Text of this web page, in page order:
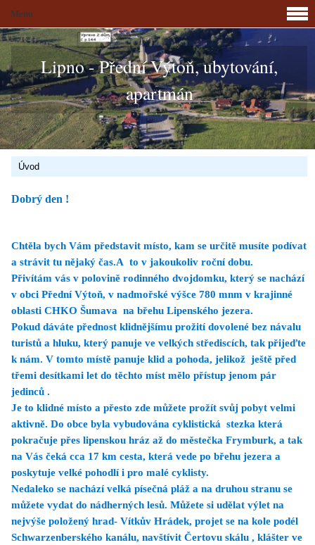
Lipno - Přední Výtoň, ubytování,
apartmán
Úvod
Dobrý den !
Chtěla bych Vám představit místo, kam se určitě musíte podívat
a strávit tu nějaký čas.A to v jakoukoliv roční dobu.
Přivítám vás v polovině rodinného dvojdomku, který se nachází
v obci Přední Výtoň, v nadmořské výšce 780 mnm v krajinné
oblasti CHKO Šumava na břehu Lipenského jezera.
Pokud dáváte přednost klidnějšímu prožití dovolené bez návalu
turistů a hluku, který panuje ve velkých střediscích, tak přijeďte
k nám. V tomto místě panuje klid a pohoda, jelikož ještě před
třemi desítkami let do těchto míst mělo přístup jenom pár
jedinců .
Je to klidné místo a přesto zde můžete prožít svůj pobyt velmi
aktivně. Do obce byla vybudována cyklistická stezka která
pokračuje přes lipenskou hráz až do městečka Frymburk, a tak
na Vás čeká cca 17 km cesta, která vede po břehu jezera a
poskytuje velké pohodlí i pro malé cyklisty.
Nedaleko se nachází velká písečná pláž a na druhou stranu se
můžete vydat do nádherných lesů. Můžete si udělat výlet na
nejvýše položený hrad- Vítkův Hrádek, projet se na kole podél
Schwarzenberského kanálu, navštívit Čertovu skálu , klášter ve
Menu